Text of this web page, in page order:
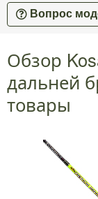
Вопрос
Обзор
дальней
товары